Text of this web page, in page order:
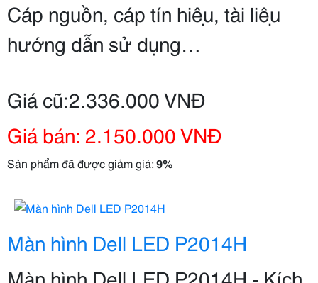
Cáp nguồn, cáp tín hiệu, tài liệu
hướng dẫn sử dụng…
Giá cũ:2.336.000 VNĐ
Giá bán: 2.150.000 VNĐ
Sản phẩm đã được giảm giá:9%
Màn hình Dell LED P2014H
Màn hình Dell LED P2014H - Kích